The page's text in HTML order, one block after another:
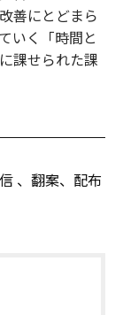
善にとどまら
いく「時間と
課せられた課
、翻案、配布